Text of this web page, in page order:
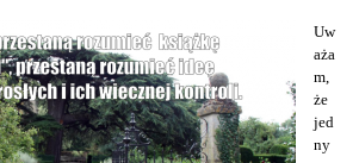
Uw
aża
m,
że
jed
ny